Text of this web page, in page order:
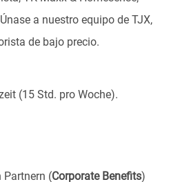
a nuestro equipo de TJX,
de bajo precio.
(15 Std. pro Woche).
Partnern (Corporate Benefits)